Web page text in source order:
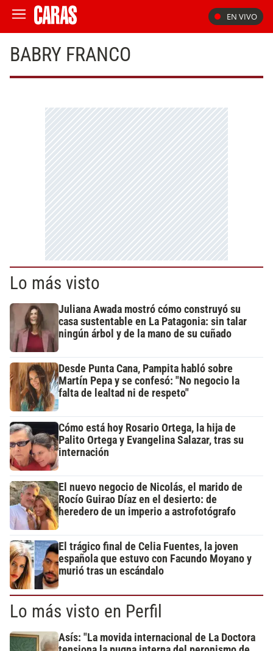
EN VIVO
BABRY FRANCO
Lo más visto
Juliana Awada mostró cómo construyó su
casa sustentable en La Patagonia: sin talar
ningún árbol y de la mano de su cuñado
Desde Punta Cana, Pampita habló sobre
Martín Pepa y se confesó: "No negocio la
falta de lealtad ni de respeto"
Cómo está hoy Rosario Ortega, la hija de
Palito Ortega y Evangelina Salazar, tras su
internación
El nuevo negocio de Nicolás, el marido de
Rocío Guirao Díaz en el desierto: de
heredero de un imperio a astrofotógrafo
El trágico final de Celia Fuentes, la joven
española que estuvo con Facundo Moyano y
murió tras un escándalo
Lo más visto en Perfil
Asís: "La movida internacional de La Doctora